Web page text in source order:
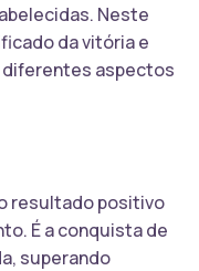
Neste
da vitória e
diferentes aspectos
resultado positivo
É a conquista de
superando